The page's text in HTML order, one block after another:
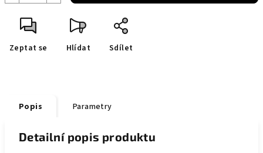
Zeptat se Hlídat Sdílet
Popis Parametry
Detailní popis produktu